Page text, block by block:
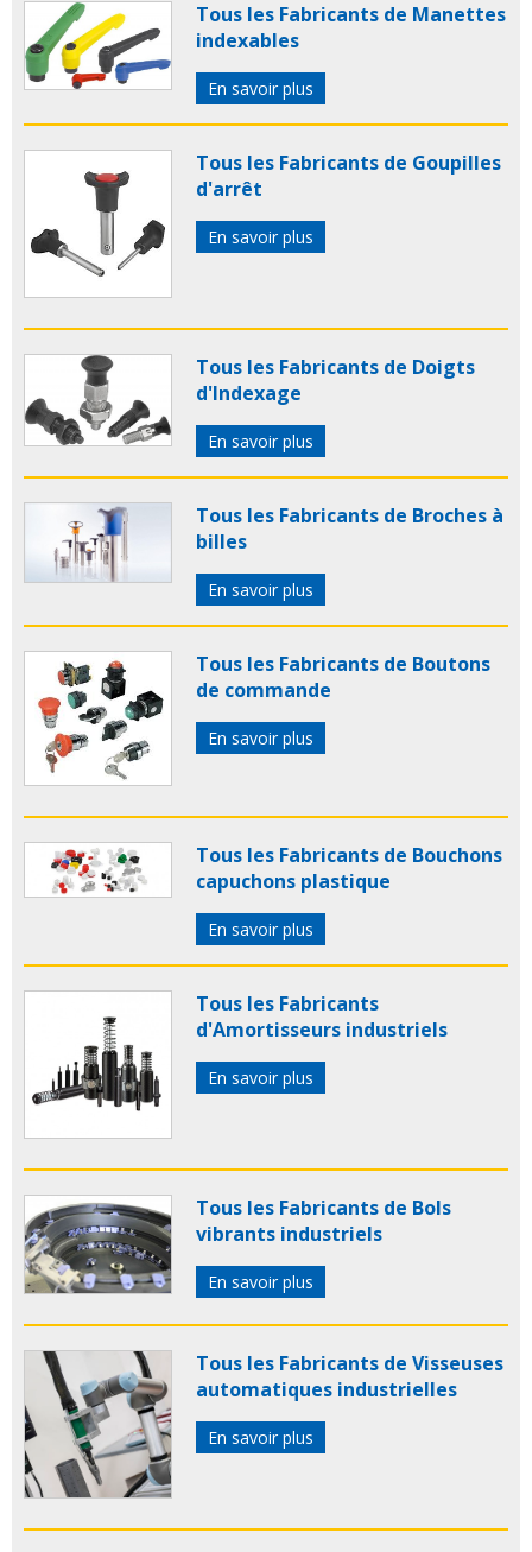
Tous les Fabricants de Manettes
indexables
En savoir plus
Tous les Fabricants de Goupilles
d'arrêt
En savoir plus
Tous les Fabricants de Doigts
d'Indexage
En savoir plus
Tous les Fabricants de Broches à
billes
En savoir plus
Tous les Fabricants de Boutons
de commande
En savoir plus
Tous les Fabricants de Bouchons
capuchons plastique
En savoir plus
Tous les Fabricants
d'Amortisseurs industriels
En savoir plus
Tous les Fabricants de Bols
vibrants industriels
En savoir plus
Tous les Fabricants de Visseuses
automatiques industrielles
En savoir plus